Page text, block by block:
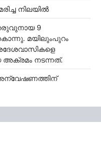
നിലയിൽ
9
മയിലുംപുറം
അക്രമം നടന്നത്.